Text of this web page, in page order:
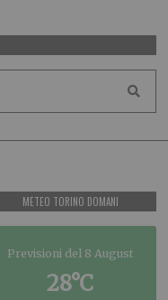
METEO TORINO DOMANI
Previsioni del 8 August
28°C